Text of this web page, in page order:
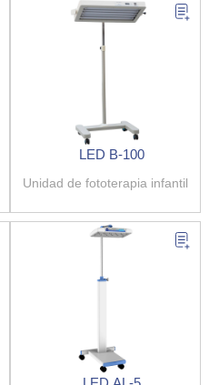
LED B-100
Unidad de fototerapia infantil